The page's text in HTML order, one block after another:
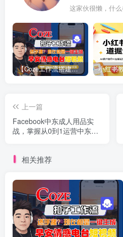
这家伙很懒，什
【Coze工作流搭建实操教程】【coze】早安情感电台日签视频还在手动做？用扣子工作流自动生成，省时90%
上一篇
Facebook中东成人用品实
战，掌握从0到1运营中东
相关推荐